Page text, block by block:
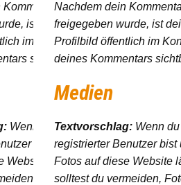
ist dein
im Kontext
sichtbar.
Wenn du ein
bist und
Website lädst,
Fotos mit
Nachdem dein
freigegeben wurde, ist
Profilbild öffentlich im
deines Kommentars
Medien
Textvorschlag: Wenn
registrierter Benutzer bist
Fotos auf diese Website
solltest du vermeiden,